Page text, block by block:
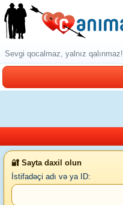
Sevgi qocalmaz, yalnız qalınmaz!
🔐 Sayta daxil olun
İstifadəçi adı və ya ID: